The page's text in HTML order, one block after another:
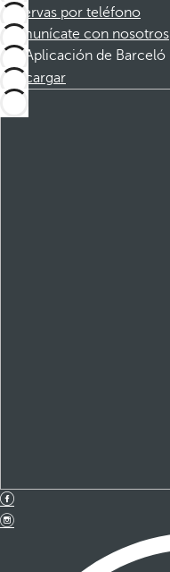
Reservas por teléfono
Comunícate con nosotros
Aplicación de Barceló
Descargar